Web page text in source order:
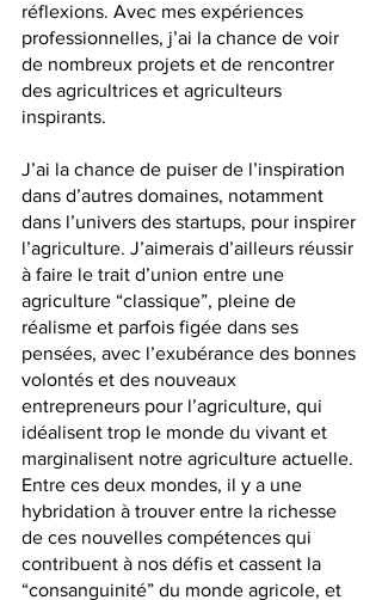
réflexions. Avec mes expériences
professionnelles, j’ai la chance de voir
de nombreux projets et de rencontrer
des agricultrices et agriculteurs
inspirants.
J’ai la chance de puiser de l’inspiration
dans d’autres domaines, notamment
dans l’univers des startups, pour inspirer
l’agriculture. J’aimerais d’ailleurs réussir
à faire le trait d’union entre une
agriculture “classique”, pleine de
réalisme et parfois figée dans ses
pensées, avec l’exubérance des bonnes
volontés et des nouveaux
entrepreneurs pour l’agriculture, qui
idéalisent trop le monde du vivant et
marginalisent notre agriculture actuelle.
Entre ces deux mondes, il y a une
hybridation à trouver entre la richesse
de ces nouvelles compétences qui
contribuent à nos défis et cassent la
“consanguinité” du monde agricole, et